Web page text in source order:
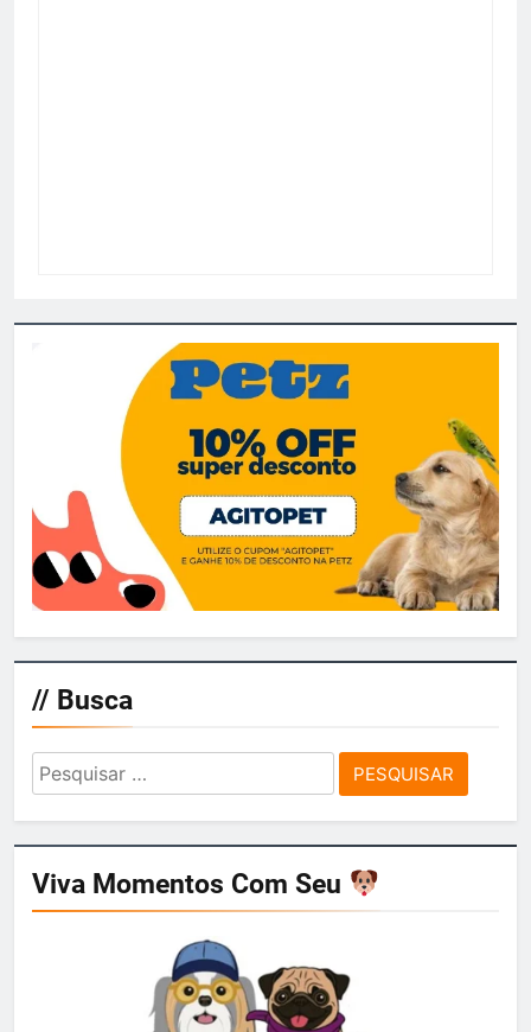
// Busca
Pesquisar
por:
Viva Momentos Com Seu